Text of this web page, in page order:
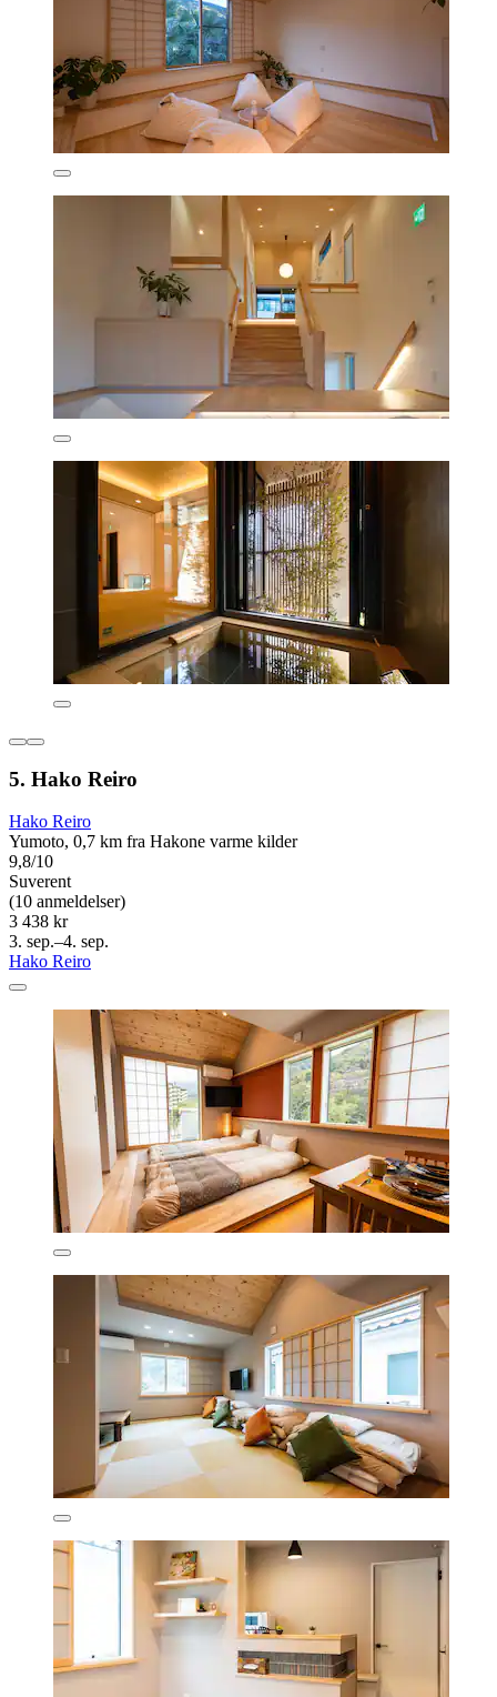
5. Hako Reiro
Hako Reiro
Yumoto, 0,7 km fra Hakone varme kilder
9,8/10
Suverent
(10 anmeldelser)
3 438 kr
3. sep.–4. sep.
Hako Reiro